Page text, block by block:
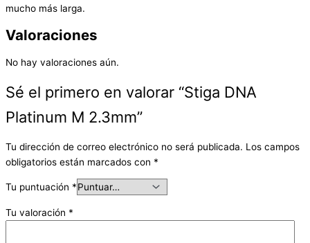
mucho más larga.
Valoraciones
No hay valoraciones aún.
Sé el primero en valorar “Stiga DNA
Platinum M 2.3mm”
Tu dirección de correo electrónico no será publicada. Los campos
obligatorios están marcados con *
Tu puntuación *
Tu valoración *